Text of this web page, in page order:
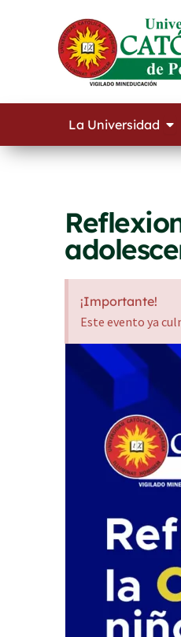
La Universidad
¡Importante!
Este evento ya